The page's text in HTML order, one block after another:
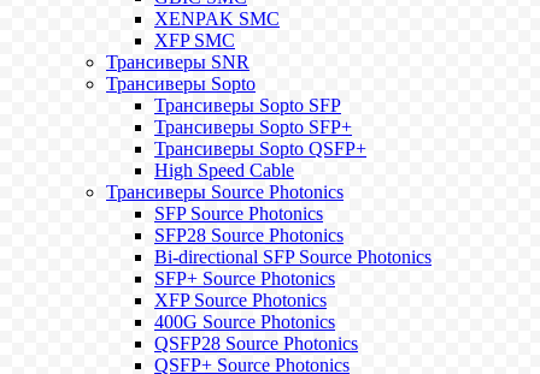
XENPAK SMC
XFP SMC
Трансиверы SNR
Трансиверы Sopto
Трансиверы Sopto SFP
Трансиверы Sopto SFP+
Трансиверы Sopto QSFP+
High Speed Cable
Трансиверы Source Photonics
SFP Source Photonics
SFP28 Source Photonics
Bi-directional SFP Source Photonics
SFP+ Source Photonics
XFP Source Photonics
400G Source Photonics
QSFP28 Source Photonics
QSFP+ Source Photonics